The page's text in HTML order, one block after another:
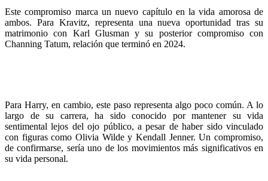
Este compromiso marca un nuevo capítulo en la vida amorosa de
ambos. Para Kravitz, representa una nueva oportunidad tras su
matrimonio con Karl Glusman y su posterior compromiso con
Channing Tatum, relación que terminó en 2024.
Para Harry, en cambio, este paso representa algo poco común. A lo
largo de su carrera, ha sido conocido por mantener su vida
sentimental lejos del ojo público, a pesar de haber sido vinculado
con figuras como Olivia Wilde y Kendall Jenner. Un compromiso,
de confirmarse, sería uno de los movimientos más significativos en
su vida personal.